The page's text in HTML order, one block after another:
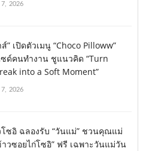
2026
” เปิดตัวเมนู “Choco Pilloww”
ด์คนทำงาน ชูแนวคิด “Turn
into a Soft Moment”
2026
ซอิ ฉลองรับ “วันแม่” ชวนคุณแม่
วซอยไก่โซอิ” ฟรี เฉพาะวันแม่วัน